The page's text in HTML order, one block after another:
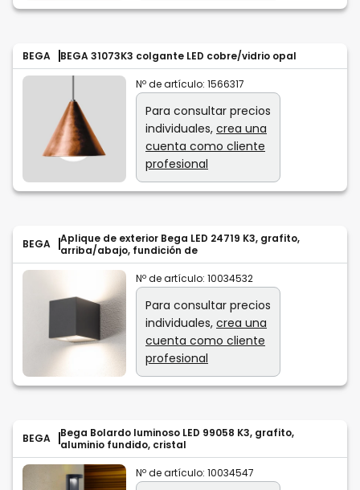
BEGA BEGA 31073K3 colgante LED cobre/vidrio opal
Nº de artículo: 1566317
Para consultar precios
individuales, crea una
cuenta como cliente
profesional
BEGA
Aplique de exterior Bega LED 24719 K3, grafito,
arriba/abajo, fundición de
Nº de artículo: 10034532
Para consultar precios
individuales, crea una
cuenta como cliente
profesional
BEGA
Bega Bolardo luminoso LED 99058 K3, grafito,
aluminio fundido, cristal
Nº de artículo: 10034547